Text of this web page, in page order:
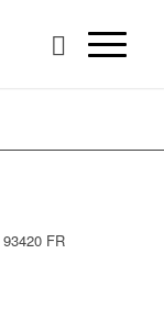
93420 FR